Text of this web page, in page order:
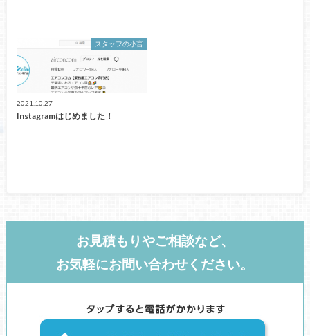
スタッフの小言
2021.10.27
Instagramはじめました！
お見積もりやご相談など、
お気軽にお問い合わせください。